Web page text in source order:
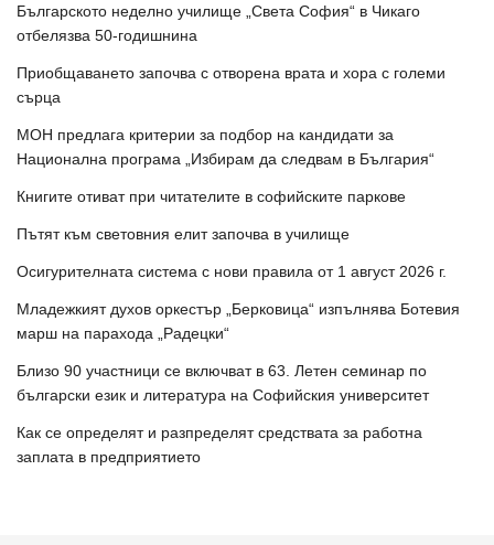
Българското неделно училище „Света София“ в Чикаго
отбелязва 50-годишнина
Приобщаването започва с отворена врата и хора с големи
сърца
МОН предлага критерии за подбор на кандидати за
Национална програма „Избирам да следвам в България“
Книгите отиват при читателите в софийските паркове
Пътят към световния елит започва в училище
Осигурителната система с нови правила от 1 август 2026 г.
Младежкият духов оркестър „Берковица“ изпълнява Ботевия
марш на парахода „Радецки“
Близо 90 участници се включват в 63. Летен семинар по
български език и литература на Софийския университет
Как се определят и разпределят средствата за работна
заплата в предприятието